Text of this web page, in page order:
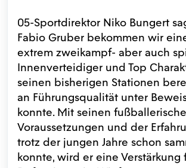
05-Sportdirektor Niko Bungert
Fabio Gruber bekommen wir
extrem zweikampf- aber auch
Innenverteidiger und Top
seinen bisherigen Stationen
an Führungsqualität unter
konnte. Mit seinen
Voraussetzungen und der
trotz der jungen Jahre schon
konnte, wird er eine Verstärkung